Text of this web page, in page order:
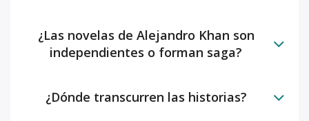
¿Las novelas de Alejandro Khan son
independientes o forman saga?
¿Dónde transcurren las historias?